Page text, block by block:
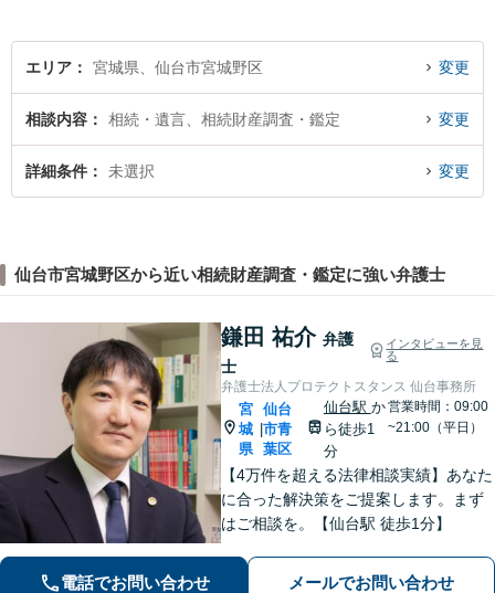
エリア 宮城県、仙台市宮城野区 変更
相談内容 相続・遺言、相続財産調査・鑑定 変更
詳細条件 未選択 変更
仙台市宮城野区から近い相続財産調査・鑑定に強い弁護士
鎌田 祐介 弁護
士
インタビューを見
る
弁護士法人プロテクトスタンス 仙台事務所
宮
城
県
|
仙台
市青
葉区
仙台駅 か
ら徒歩1
分
営業時間：09:00
~21:00（平日）
【4万件を超える法律相談実績】あなた
に合った解決策をご提案します。まず
はご相談を。【仙台駅 徒歩1分】
電話でお問い合わせ メールでお問い合わせ